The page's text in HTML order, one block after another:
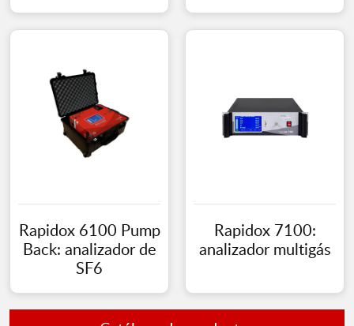
Rapidox 6100 Pump
Back: analizador de
SF6
Rapidox 7100:
analizador multigás